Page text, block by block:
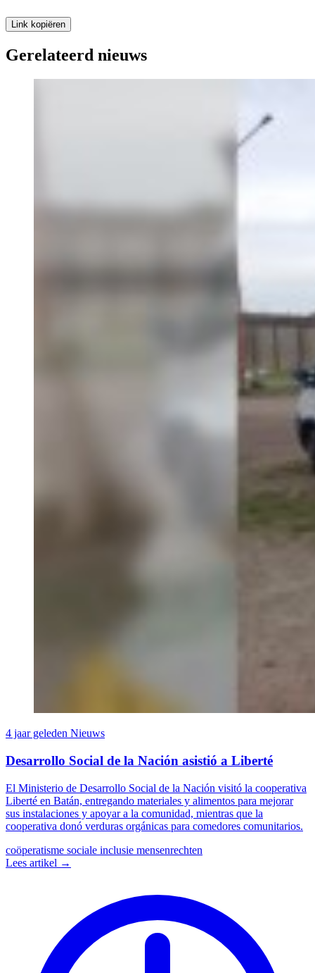
Link kopiëren
Gerelateerd nieuws
4 jaar geleden Nieuws
Desarrollo Social de la Nación asistió a Liberté
El Ministerio de Desarrollo Social de la Nación visitó la cooperativa
Liberté en Batán, entregando materiales y alimentos para mejorar
sus instalaciones y apoyar a la comunidad, mientras que la
cooperativa donó verduras orgánicas para comedores comunitarios.
coöperatisme sociale inclusie mensenrechten
Lees artikel →